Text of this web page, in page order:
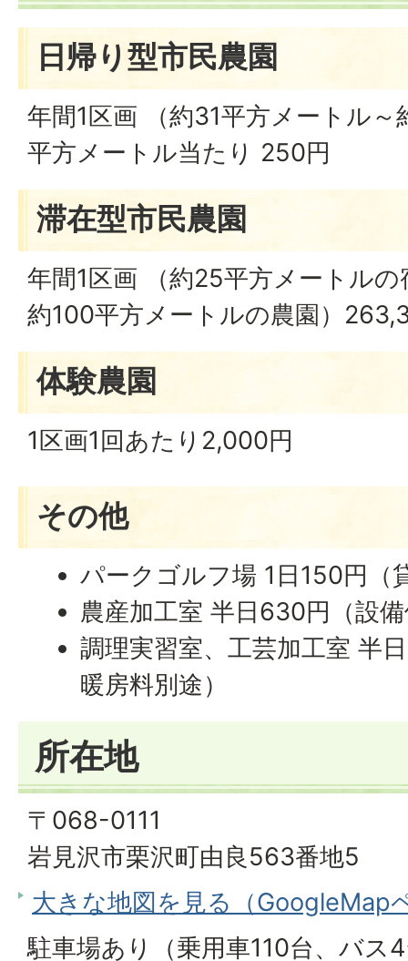
日帰り型市民農園
年間1区画 （約31平方メートル
平方メートル当たり 250円
滞在型市民農園
年間1区画 （約25平方メートル
約100平方メートルの農園）
体験農園
1区画1回あたり2,000円
その他
パークゴルフ場 1日150円（
農産加工室 半日630円（設
調理実習室、工芸加工室 半
暖房料別途）
所在地
〒068-0111
岩見沢市栗沢町由良563番地5
大きな地図を見る（GoogleMap
駐車場あり（乗用車110台、バス